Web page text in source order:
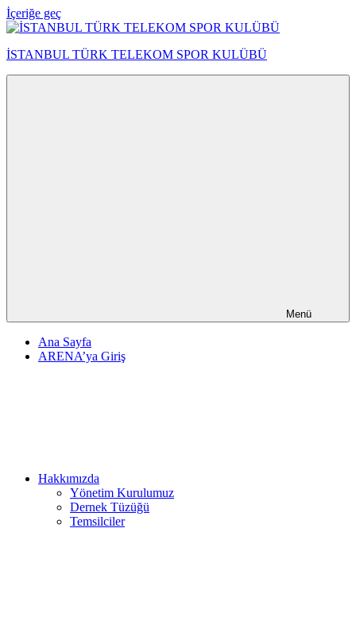
İçeriğe geç
İSTANBUL TÜRK TELEKOM SPOR KULÜBÜ
Menü
Ana Sayfa
ARENA’ya Giriş
Hakkımızda
Yönetim Kurulumuz
Dernek Tüzüğü
Temsilciler